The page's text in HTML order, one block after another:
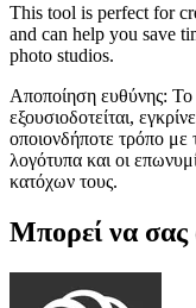
This tool is perfect for
and can help you save
photo studios.
Αποποίηση ευθύνης: Το
εξουσιοδοτείται,
οποιονδήποτε τρόπο
λογότυπα και οι
κατόχων τους.
Μπορεί να σας